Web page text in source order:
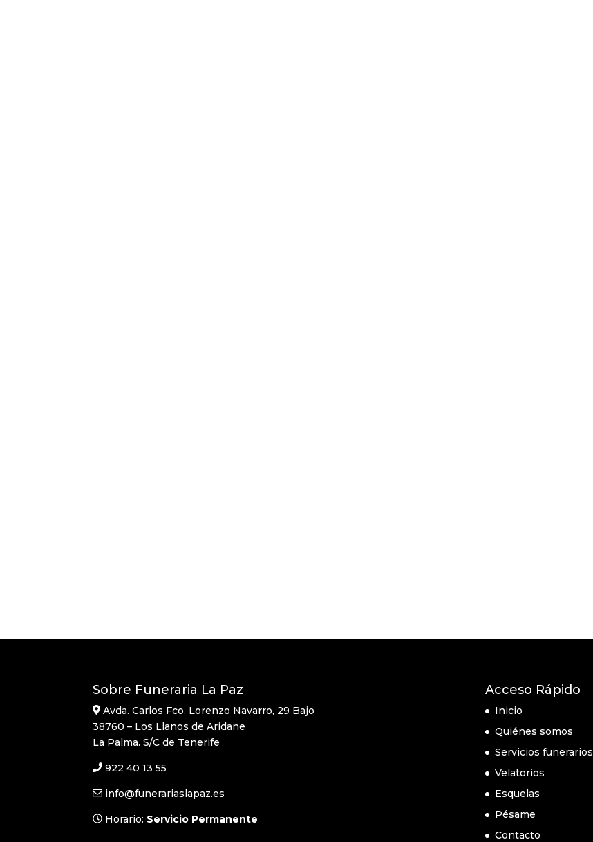
Sobre Funeraria La Paz
Avda. Carlos Fco. Lorenzo Navarro, 29 Bajo
38760 – Los Llanos de Aridane
La Palma. S/C de Tenerife
922 40 13 55
info@funerariaslapaz.es
Horario: Servicio Permanente
Acceso Rápido
Inicio
Quiénes somos
Servicios funerarios
Velatorios
Esquelas
Pésame
Contacto